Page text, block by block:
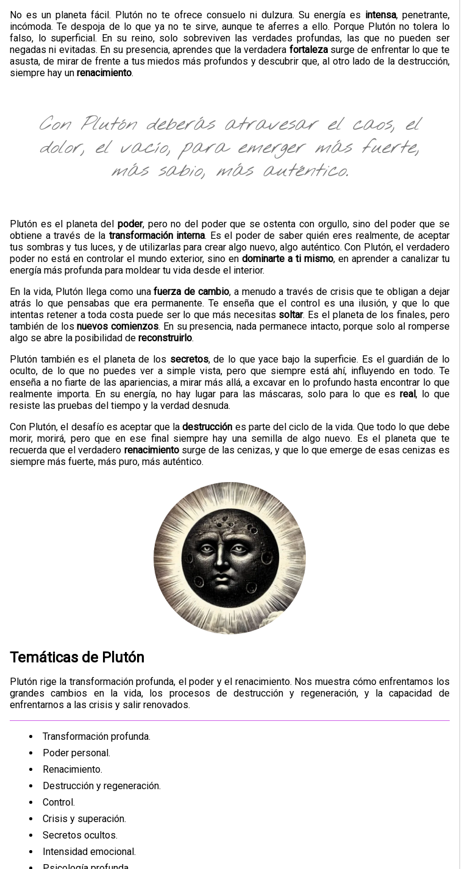
No es un planeta fácil. Plutón no te ofrece consuelo ni dulzura. Su energía es intensa, penetrante,
incómoda. Te despoja de lo que ya no te sirve, aunque te aferres a ello. Porque Plutón no tolera lo
falso, lo superficial. En su reino, solo sobreviven las verdades profundas, las que no pueden ser
negadas ni evitadas. En su presencia, aprendes que la verdadera fortalezasurge de enfrentar lo que te
asusta, de mirar de frente a tus miedos más profundos y descubrir que, al otro lado de la destrucción,
siempre hay un renacimiento.
Con Plutón deberás atravesar el caos, el
dolor, el vacío, para emerger más fuerte,
más sabio, más auténtico.
Plutón es el planeta delpoder, pero no del poder que se ostenta con orgullo, sino del poder que se
obtiene a través de la transformación interna. Es el poder de saber quién eres realmente, de aceptar
tus sombras y tus luces, y de utilizarlas para crear algo nuevo, algo auténtico. Con Plutón, el verdadero
poder no está en controlar el mundo exterior, sino en dominarte a ti mismo, en aprender a canalizar tu
energía más profunda para moldear tu vida desde el interior.
En la vida, Plutón llega como unafuerza de cambio, a menudo a través de crisis que te obligan a dejar
atrás lo que pensabas que era permanente. Te enseña que el control es una ilusión, y que lo que
intentas retener a toda costa puede ser lo que más necesitas soltar. Es el planeta de los finales, pero
también de losnuevos comienzos. En su presencia, nada permanece intacto, porque solo al romperse
algo se abre la posibilidad de reconstruirlo.
Plutón también es el planeta de los secretos, de lo que yace bajo la superficie. Es el guardián de lo
oculto, de lo que no puedes ver a simple vista, pero que siempre está ahí, influyendo en todo. Te
enseña a no fiarte de las apariencias, a mirar más allá, a excavar en lo profundo hasta encontrar lo que
realmente importa. En su energía, no hay lugar para las máscaras, solo para lo que es real, lo que
resiste las pruebas del tiempo y la verdad desnuda.
Con Plutón, el desafío es aceptar que ladestrucción es parte del ciclo de la vida. Que todo lo que debe
morir, morirá, pero que en ese final siempre hay una semilla de algo nuevo. Es el planeta que te
recuerda que el verdadero renacimientosurge de las cenizas, y que lo que emerge de esas cenizas es
siempre más fuerte, más puro, más auténtico.
Temáticas de Plutón
Plutón rige la transformación profunda, el poder y el renacimiento. Nos muestra cómo enfrentamos los
grandes cambios en la vida, los procesos de destrucción y regeneración, y la capacidad de
enfrentarnos a las crisis y salir renovados.
Transformación profunda.
Poder personal.
Renacimiento.
Destrucción y regeneración.
Control.
Crisis y superación.
Secretos ocultos.
Intensidad emocional.